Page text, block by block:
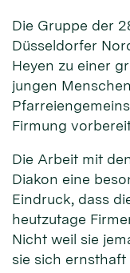
Die Gruppe der
Düsseldorfer
Heyen zu einer
jungen
Firmung
Die Arbeit mit
Diakon eine
Eindruck, dass
heutzutage
Nicht weil sie
sie sich